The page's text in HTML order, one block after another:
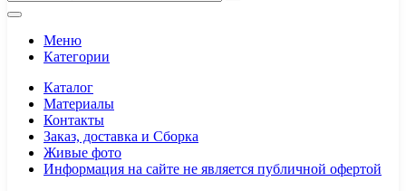
Меню
Категории
Каталог
Материалы
Контакты
Заказ, доставка и Сборка
Живые фото
Информация на сайте не является публичной офертой